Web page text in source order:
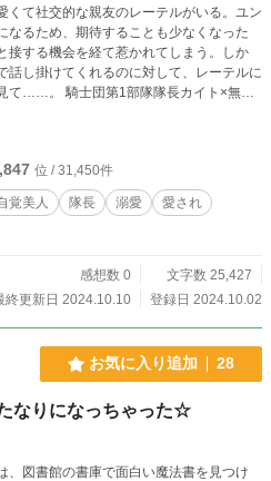
くて社交的な親友のレーテルがいる。ユン
なるため、期待することも少なくなった
接する機会を経て惹かれてしまう。しか
話し掛けてくれるのに対して、レーテルに
て……。 騎士団第1部隊隊長カイト×無自
位 / 31,450件
覚美人 隊長 溺愛
愛され
感想数 0
文字数 25,427
終更新日 2024.10.10
登録日 2024.10.02
お気に入り追加 28
なりになっちゃった☆
、図書館の書庫で面白い魔法書を見つけ